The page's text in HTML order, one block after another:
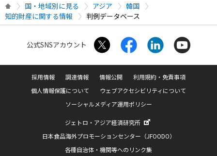
国・地域別に見る アジア
韓国
知的財産に関する情報
判例データベース
公式SNSアカウント
採用情報 調達情報 情報公開
利用規約・免責事項
個人情報保護について
ウェブアクセシビリティについて
ソーシャルメディア運用ポリシー
ジェトロ・アジア経済研究所
日本食品海外プロモーションセンター（JFOODO）
各種自治体・機関等へのリンク集